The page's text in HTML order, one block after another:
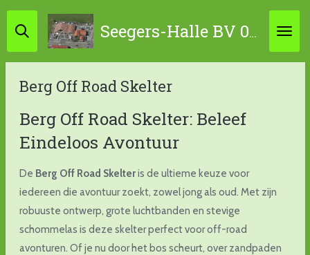
Ga
direct
naar
hoofdinhoud
Seegers-Halle BV 0314-631798 / 06-45867034
Berg Off Road Skelter
Berg Off Road Skelter: Beleef
Eindeloos Avontuur
De Berg Off Road Skelteris de ultieme keuze voor
iedereen die avontuur zoekt, zowel jong als oud. Met zijn
robuuste ontwerp, grote luchtbanden en stevige
schommelas is deze skelter perfect voor off-road
avonturen. Of je nu door het bos scheurt, over zandpaden